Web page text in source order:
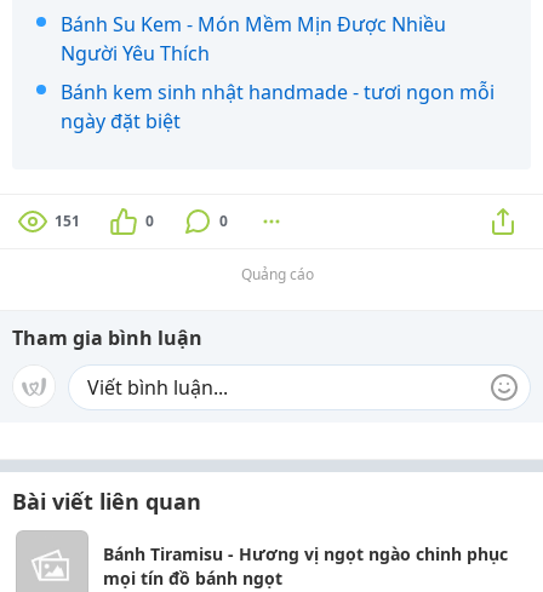
Bánh Su Kem - Món Mềm Mịn Được Nhiều
Người Yêu Thích
Bánh kem sinh nhật handmade - tươi ngon mỗi
ngày đặt biệt
151 0 0
Quảng cáo
Tham gia bình luận
Bài viết liên quan
Bánh Tiramisu - Hương vị ngọt ngào chinh phục
mọi tín đồ bánh ngọt